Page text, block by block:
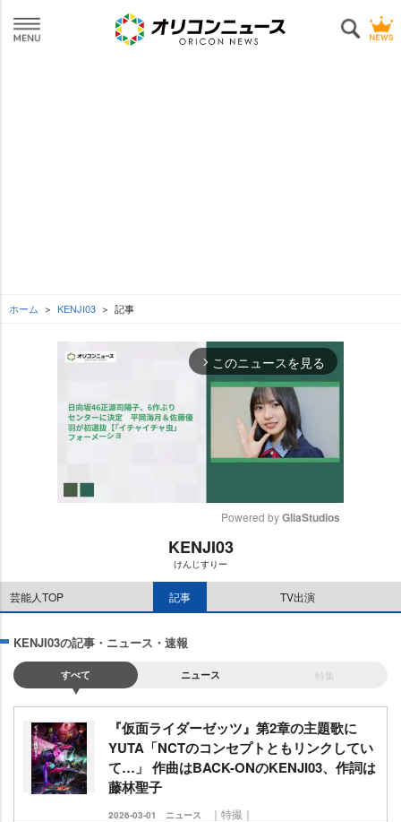
ホーム KENJI03 記事
arrow_forward_ios このニュースを見る
e
Powered by GliaStudios
KENJI03
けんじすりー
芸能人TOP 記事 TV出演
KENJI03の記事・ニュース・速報
すべて ニュース 特集
『仮面ライダーゼッツ』第2章の主題歌に
YUTA「NCTのコンセプトともリンクしてい
て…」 作曲はBACK-ONのKENJI03、作詞は
藤林聖子
2026-03-01 ニュース ｜特撮｜